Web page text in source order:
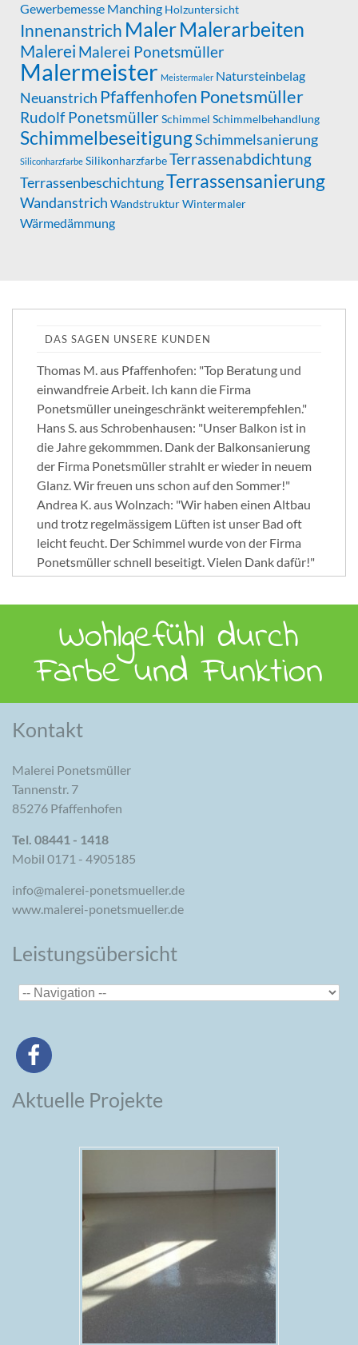
Gewerbemesse Manching Holzuntersicht
Innenanstrich MalerMalerarbeiten
Malerei Malerei Ponetsmüller
Malermeister Meistermaler Natursteinbelag
Neuanstrich Pfaffenhofen Ponetsmüller
Rudolf PonetsmüllerSchimmel Schimmelbehandlung
SchimmelbeseitigungSchimmelsanierung
Siliconharzfarbe SilikonharzfarbeTerrassenabdichtung
TerrassenbeschichtungTerrassensanierung
Wandanstrich WandstrukturWintermaler
Wärmedämmung
DAS SAGEN UNSERE KUNDEN
Thomas M. aus Pfaffenhofen: "Top Beratung und
einwandfreie Arbeit. Ich kann die Firma
Ponetsmüller uneingeschränkt weiterempfehlen."
Hans S. aus Schrobenhausen: "Unser Balkon ist in
die Jahre gekommmen. Dank der Balkonsanierung
der Firma Ponetsmüller strahlt er wieder in neuem
Glanz. Wir freuen uns schon auf den Sommer!"
Andrea K. aus Wolnzach: "Wir haben einen Altbau
und trotz regelmässigem Lüften ist unser Bad oft
leicht feucht. Der Schimmel wurde von der Firma
Ponetsmüller schnell beseitigt. Vielen Dank dafür!"
Wohlgefühl durch
Farbe und Funktion
Kontakt
Malerei Ponetsmüller
Tannenstr. 7
85276 Pfaffenhofen
Tel. 08441 - 1418
Mobil 0171 - 4905185
info@malerei-ponetsmueller.de
www.malerei-ponetsmueller.de
Leistungsübersicht
Aktuelle Projekte